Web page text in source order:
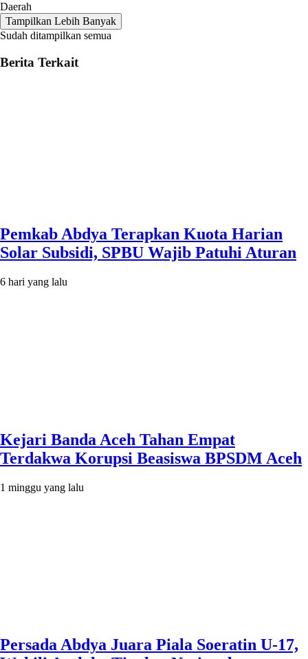
Daerah
Tampilkan Lebih Banyak
Sudah ditampilkan semua
Berita Terkait
Pemkab Abdya Terapkan Kuota Harian
Solar Subsidi, SPBU Wajib Patuhi Aturan
6 hari yang lalu
Kejari Banda Aceh Tahan Empat
Terdakwa Korupsi Beasiswa BPSDM Aceh
1 minggu yang lalu
Persada Abdya Juara Piala Soeratin U-17,